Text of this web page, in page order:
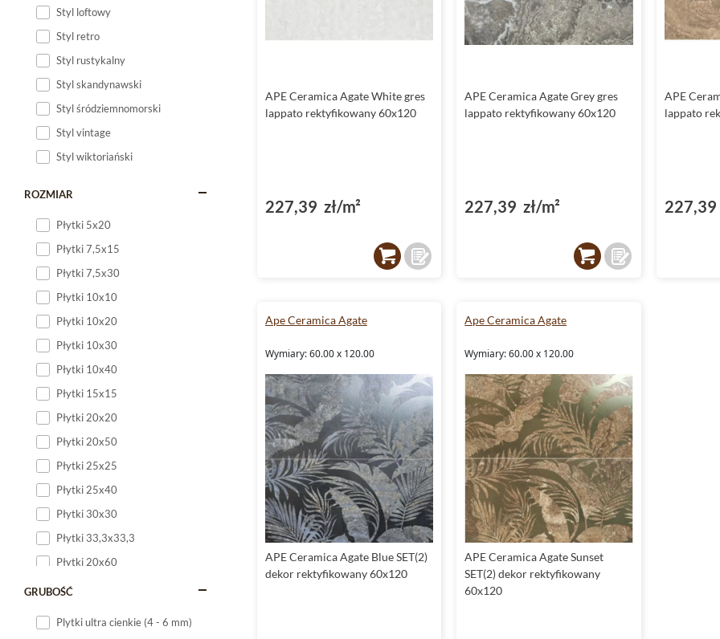
Styl loftowy
Styl retro
Styl rustykalny
Styl skandynawski
Styl śródziemnomorski
Styl vintage
Styl wiktoriański
ROZMIAR
Płytki 5x20
Płytki 7,5x15
Płytki 7,5x30
Płytki 10x10
Płytki 10x20
Płytki 10x30
Płytki 10x40
Płytki 15x15
Płytki 20x20
Płytki 20x50
Płytki 25x25
Płytki 25x40
Płytki 30x30
Płytki 33,3x33,3
Płytki 20x60
Płytki 20x120
GRUBOŚĆ
Plytki ultra cienkie (4 - 6 mm)
APE Ceramica Agate White gres
lappato rektyfikowany 60x120
227,39 zł/m²
APE Ceramica Agate Grey gres
lappato rektyfikowany 60x120
227,39 zł/m²
APE
lappato
227,39
Ape Ceramica Agate
Wymiary: 60.00 x 120.00
APE Ceramica Agate Blue SET(2)
dekor rektyfikowany 60x120
Ape Ceramica Agate
Wymiary: 60.00 x 120.00
APE Ceramica Agate Sunset
SET(2) dekor rektyfikowany
60x120